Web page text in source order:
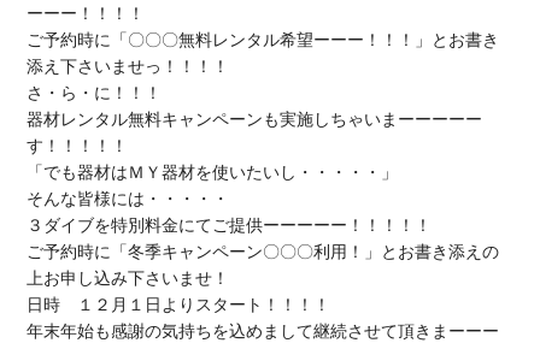
ーーー！！！！
ご予約時に「 〇〇〇無料レンタル希望ーーー！！！」とお書き
添え下さいませっ！！！！
器材レンタル無料キャンペーン も実施しちゃいまーーーーー
す！！！！！
「でも器材は ＭＹ器材を使いたいし・・・・・」
３ダイブを特別料金にてご提供ーーーーー！！！！！
ご予約時に「冬季キャンペーン〇〇〇利用 ！」とお書き添えの
上お申し込み下さいませ！
日時
１２月１日よりスタート ！！！！
年末年始も感謝の気持ちを込めまして継続させて頂きまーーー